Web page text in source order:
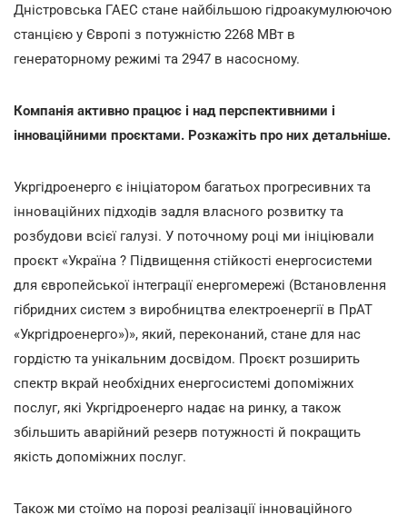
Дністровська ГАЕС стане найбільшою гідроакумулюючою
станцією у Європі з потужністю 2268 МВт в
генераторному режимі та 2947 в насосному.
Компанія активно працює і над перспективними і
інноваційними проєктами. Розкажіть про них детальніше.
Укргідроенерго є ініціатором багатьох прогресивних та
інноваційних підходів задля власного розвитку та
розбудови всієї галузі. У поточному році ми ініціювали
проєкт «Україна ? Підвищення стійкості енергосистеми
для європейської інтеграції енергомережі (Встановлення
гібридних систем з виробництва електроенергії в ПрАТ
«Укргідроенерго»)», який, переконаний, стане для нас
гордістю та унікальним досвідом. Проєкт розширить
спектр вкрай необхідних енергосистемі допоміжних
послуг, які Укргідроенерго надає на ринку, а також
збільшить аварійний резерв потужності й покращить
якість допоміжних послуг.
Також ми стоїмо на порозі реалізації інноваційного